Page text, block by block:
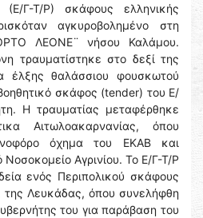
(Ε/Γ-Τ/Ρ) σκάφους ελληνικής
αγκυροβολημένο στη
ΛΕΟΝΕ¨ νήσου Καλάμου.
τραυματίστηκε στο δεξί της
έλξης θαλάσσιου φουσκωτού
σκάφος (tender) του Ε/
Η τραυματίας μεταφέρθηκε
Αιτωλοακαρνανίας, όπου
όχημα του ΕΚΑΒ και
Νοσοκομείο Αγρινίου. Το Ε/Γ-Τ/Ρ
ενός Περιπολικού σκάφους
της Λευκάδας, όπου συνελήφθη
του για παράβαση του